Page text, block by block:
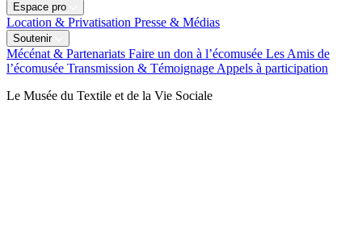
Espace pro
Location & Privatisation Presse & Médias
Soutenir
Mécénat & Partenariats Faire un don à l’écomusée Les Amis de
l’écomusée Transmission & Témoignage Appels à participation
Le Musée du Textile et de la Vie Sociale